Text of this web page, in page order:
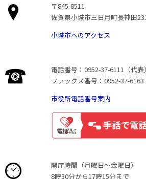
〒845-8511
佐賀県小城市三日月町長神田
小城市へのアクセス
電話番号：0952-37-6111（代表）
ファックス番号：0952-37-6163
市役所電話番号案内
開庁時間（月曜日〜金曜日）
8時30分から17時15分まで